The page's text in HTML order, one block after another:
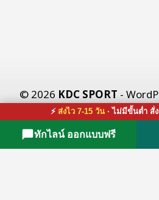
© 2026 KDC SPORT -
X CO.,
⚡ ส่งไว 7-15 วัน· ไม่มีขั้นต่ำ สั่ง
ทักไลน์ ออกแบบฟรี